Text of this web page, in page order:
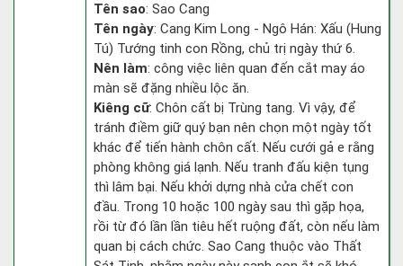
Tên sao: Sao Cang
Tên ngày: Cang Kim Long - Ngô Hán: Xấu (Hung
Tú) Tướng tinh con Rồng, chủ trị ngày thứ 6.
Nên làm: công việc liên quan đến cắt may áo
màn sẽ đặng nhiều lộc ăn.
Kiêng cữ: Chôn cất bị Trùng tang. Vì vậy, để
tránh điềm giữ quý bạn nên chọn một ngày tốt
khác để tiến hành chôn cất. Nếu cưới gả e rằng
phòng không giá lạnh. Nếu tranh đấu kiện tụng
thì lâm bại. Nếu khởi dựng nhà cửa chết con
đầu. Trong 10 hoặc 100 ngày sau thì gặp họa,
rồi từ đó lần lần tiêu hết ruộng đất, còn nếu làm
quan bị cách chức. Sao Cang thuộc vào Thất